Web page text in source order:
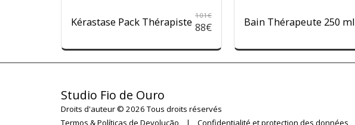
Kérastase Pack Thérapiste 101€
88€ Bain Thérapeute 250 ml
Studio Fio de Ouro
Droits d'auteur © 2026 Tous droits réservés
Termos & Políticas de Devolução | Confidentialité et protection des données